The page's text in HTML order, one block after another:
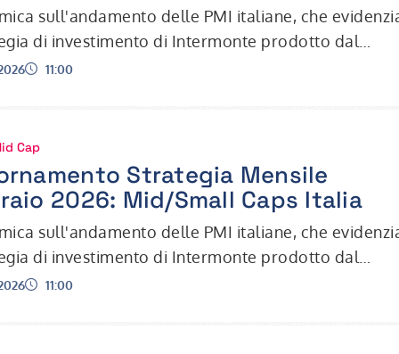
sull'andamento delle PMI italiane, che
di investimento di Intermonte prodotto dal
Studi.
Ora:
11:00
Cap
Strategia Mensile
2026: Mid/Small Caps Italia
sull'andamento delle PMI italiane, che
di investimento di Intermonte prodotto dal
Studi.
Ora:
11:00